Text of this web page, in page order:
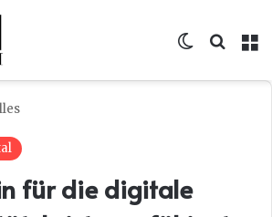
Skin
für die digitale